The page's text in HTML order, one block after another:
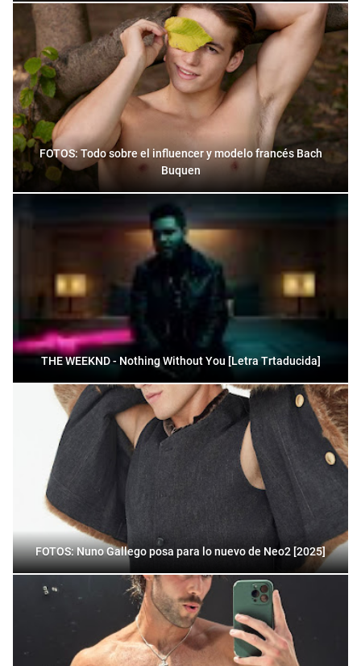
FOTOS: Todo sobre el influencer y modelo francés Bach
Buquen
THE WEEKND - Nothing Without You [Letra Trtaducida]
FOTOS: Nuno Gallego posa para lo nuevo de Neo2 [2025]